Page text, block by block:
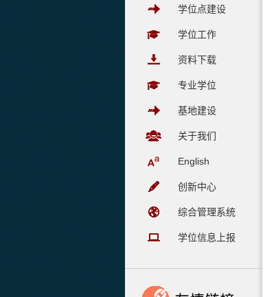
学位点建设
学位工作
资料下载
专业学位
基地建设
关于我们
English
创新中心
综合管理系统
学位信息上报